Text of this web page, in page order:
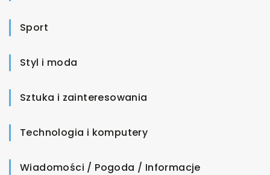
Sport
Styl i moda
Sztuka i zainteresowania
Technologia i komputery
Wiadomości / Pogoda / Informacje